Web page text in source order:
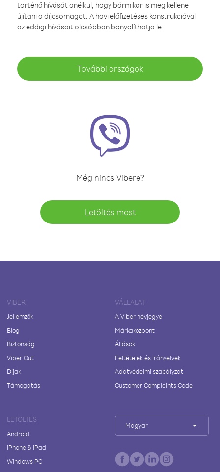
történő hívását anélkül, hogy bármikor is meg kellene
újítani a díjcsomagot. A havi előfizetéses konstrukcióval
az eddigi hívásait olcsóbban bonyolíthatja le
További országok
Még nincs Vibere?
Letöltés most
VIBER
Jellemzők
Blog
Biztonság
Viber Out
Díjak
Támogatás
VÁLLALAT
A Viber névjegye
Márkaközpont
Állások
Feltételek és irányelvek
Adatvédelmi szabályzat
Customer Complaints Code
LETÖLTÉS
Android
iPhone & iPad
Windows PC
Magyar